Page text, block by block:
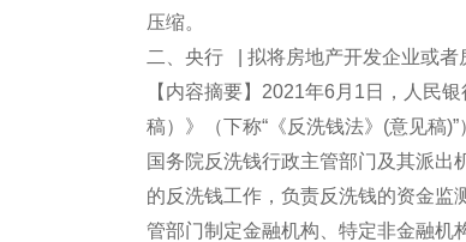
压缩。
二、央行 | 拟将房地产开发企业或者
【内容摘要】2021年6月1日，人民
稿）》（下称“《反洗钱法》(意见稿
国务院反洗钱行政主管部门及其派出
的反洗钱工作，负责反洗钱的资金监
管部门制定金融机构、特定非金融机